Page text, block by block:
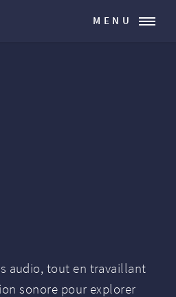
MENU
audio, tout en travaillant
sonore pour explorer